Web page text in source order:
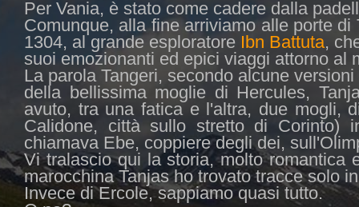
Per Vania, è stato come cadere dalla
Comunque, alla fine arriviamo alle porte
1304, al grande esploratore Ibn Battuta,
suoi emozionanti ed epici viaggi attorno al
La parola Tangeri, secondo alcune
della bellissima moglie di Hercules,
avuto, tra una fatica e l'altra, due mogli,
Calidone, città sullo stretto di Corinto)
chiamava Ebe, coppiere degli dei,
Vi tralascio qui la storia, molto romantica
marocchina Tanjas ho trovato tracce solo
Invece di Ercole, sappiamo quasi tutto.